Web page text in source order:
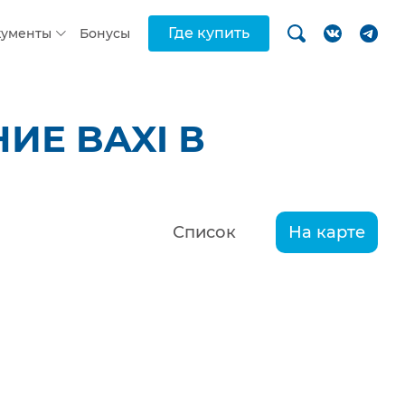
Бонусы Где купить
BAXI В
Список На карте